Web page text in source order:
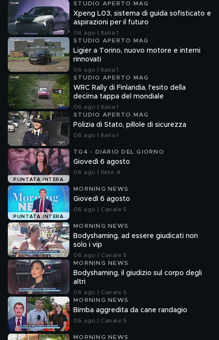
STUDIO APERTO MAG
Xpeng L03, sistema di guida sofisticato e
aspirazioni per il futuro
06 ago | Italia 1
STUDIO APERTO MAG
Ligier a Torino, nuovo motore e interni
rinnovati
06 ago | Italia 1
STUDIO APERTO MAG
WRC Rally di Finlandia, l'esito della
decima tappa del mondiale
06 ago | Italia 1
STUDIO APERTO MAG
Polizia di Stato, pillole di sicurezza
06 ago | Italia 1
PUNTATA INTERA
TG4 - DIARIO DEL GIORNO
Giovedì 6 agosto
06 ago | Rete 4
PUNTATA INTERA
MORNING NEWS
Giovedì 6 agosto
06 ago | Canale 5
MORNING NEWS
Bodyshaming, ad essere giudicati non
solo i vip
06 ago | Canale 5
MORNING NEWS
Bodyshaming, il giudizio sul corpo degli
altri
06 ago | Canale 5
MORNING NEWS
Bimba aggredita da cane randagio
06 ago | Canale 5
MORNING NEWS